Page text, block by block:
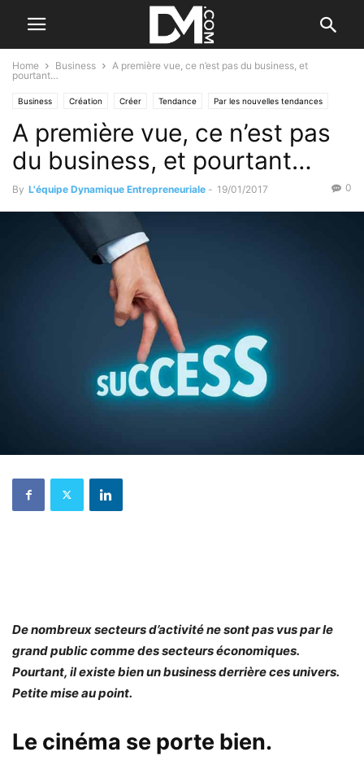
Home Business
A première vue, ce n’est pas du business, et
pourtant…
Business Création Créer Tendance Par les nouvelles tendances
A première vue, ce n’est pas
du business, et pourtant…
By L'équipe Dynamique Entrepreneuriale - 19/01/2017 0
De nombreux secteurs d’activité ne sont pas vus par le
grand public comme des secteurs économiques.
Pourtant, il existe bien un business derrière ces univers.
Petite mise au point.
Le cinéma se porte bien.